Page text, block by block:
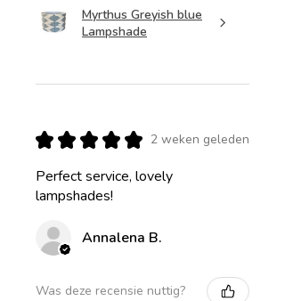
Myrthus Greyish blue
Lampshade
★ ★ ★ ★ ★ 2 weken geleden
Perfect service, lovely
lampshades!
Annalena B.
Was deze recensie nuttig?